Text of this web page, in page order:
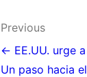
Post
Previous
← EE.UU. urge
Un paso hacia